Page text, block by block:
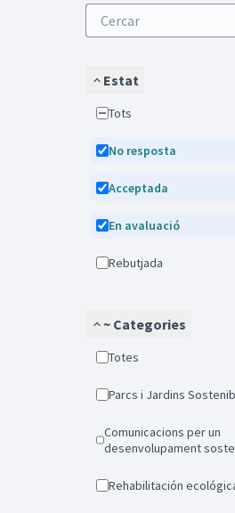
Estat
Tots
No resposta
Acceptada
En avaluació
Rebutjada
~ Categories
Totes
Parcs i Jardins
Comunicacions per un
desenvolupament
Rehabilitación